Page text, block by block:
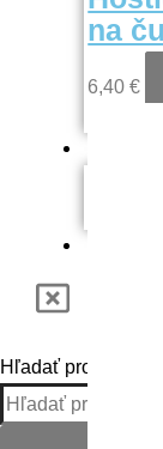
Hľadať produkt
na
6,40€